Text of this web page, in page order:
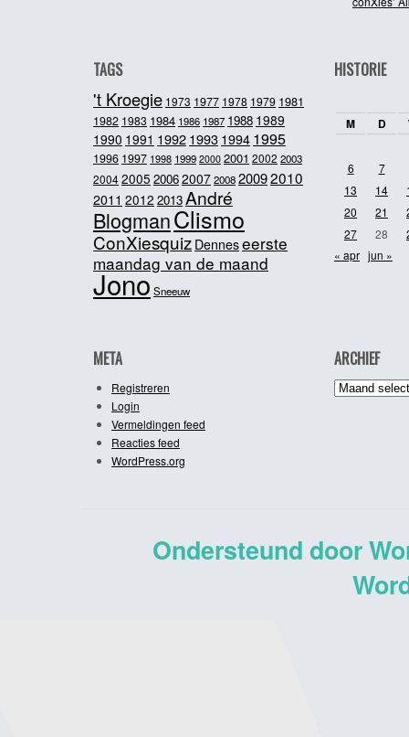
TAGS
't Kroegie 1973 1977 1978 1979 1981
1982 1983 1984 1986 1987 1988 1989
1990 1991 19921993 1994 1995
1996 1997 1998 1999 2000 2001 2002 2003
20042005 20062007200820092010
2011 2012 2013André
BlogmanClismo
ConXiesquiz Denneseerste
maandag van de maand
JonoSneeuw
HISTORIE
M D
6
7
13
14
20
21
27
28
« apr jun »
META
Registreren
Login
Vermeldingen feed
Reacties feed
WordPress.org
ARCHIEF
Archief
Ondersteund door